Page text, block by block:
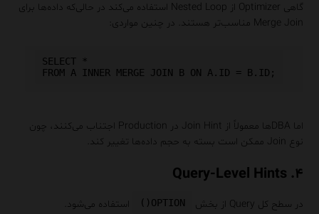
گاهی Optimizer از Nested Loop استفاده می‌کند در حالی‌که داده‌ها برای
Merge Join مناسب‌تر هستند. در چنین مواردی:
SELECT *
اما DBAها معمولاً از Join Hint در Production اجتناب می‌کنند، چون
نوع Join ممکن است بسته به حجم داده‌ها تغییر کند.
۴. Query-Level Hints
در سطح کل Query از بخش OPTION()
استفاده می‌شود.